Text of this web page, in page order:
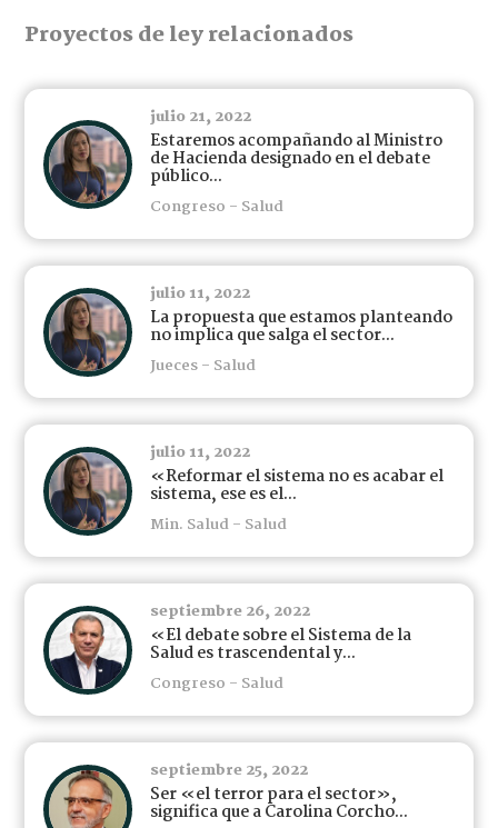
Proyectos de ley relacionados
julio 21, 2022
Estaremos acompañando al Ministro
de Hacienda designado en el debate
público...
Congreso - Salud
julio 11, 2022
La propuesta que estamos planteando
no implica que salga el sector...
Jueces - Salud
julio 11, 2022
«Reformar el sistema no es acabar el
sistema, ese es el...
Min. Salud - Salud
septiembre 26, 2022
«El debate sobre el Sistema de la
Salud es trascendental y...
Congreso - Salud
septiembre 25, 2022
Ser «el terror para el sector»,
significa que a Carolina Corcho...